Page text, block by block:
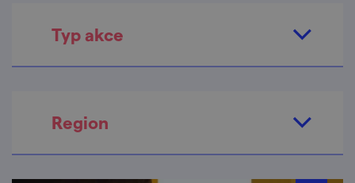
Typ akce
Region